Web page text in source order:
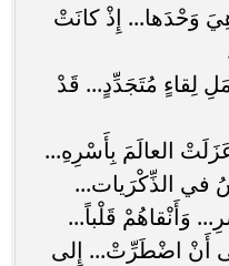
وَحْدَها... إِذْ كانَتْ
لِقاءٍ مُتَجَدِّدٍ... قَدْ
العالَمَ بِأَسْرِهِ...
في الذِّكْرَيات...
وَأَنْقاهُمْ قَلْباً...
أَنْ اضْطَرِّتْ... إِلى